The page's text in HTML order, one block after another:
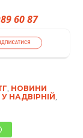
60 87
, НОВИНИ
У НАДВІРНІЙ,